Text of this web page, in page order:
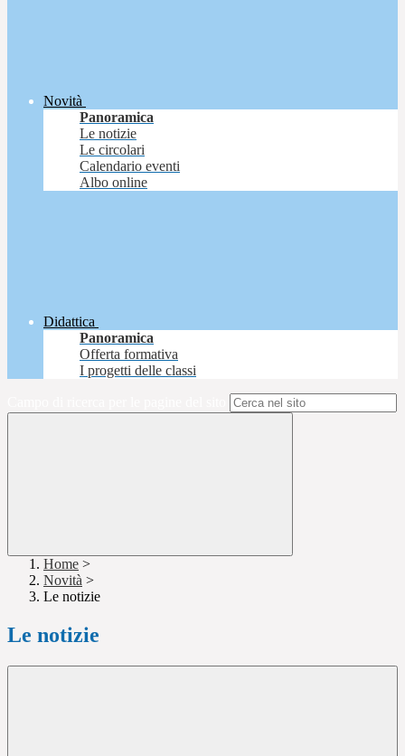
Novità
Panoramica
Le notizie
Le circolari
Calendario eventi
Albo online
Didattica
Panoramica
Offerta formativa
I progetti delle classi
Home >
Novità >
Le notizie
Le notizie